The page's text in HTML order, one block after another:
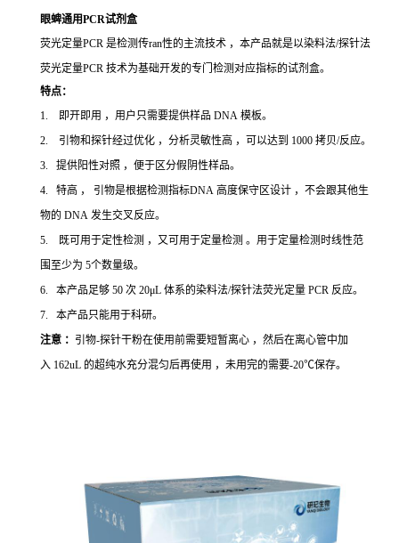
眼蜱通用PCR试剂盒
荧光定量PCR 是检测传ran性的主流技术 ，本产品就是以染料法/探针法
荧光定量PCR 技术为基础开发的专门检测对应指标的试剂盒。
特点：
1. 即开即用 ，用户只需要提供样品 DNA 模板。
2. 引物和探针经过优化 ，分析灵敏性高 ，可以达到 1000 拷贝/反应。
3. 提供阳性对照 ，便于区分假阴性样品。
4. 特高 ， 引物是根据检测指标DNA 高度保守区设计 ，不会跟其他生
物的 DNA 发生交叉反应。
5. 既可用于定性检测 ，又可用于定量检测 。用于定量检测时线性范
围至少为 5个数量级。
6. 本产品足够 50 次 20μL 体系的染料法/探针法荧光定量 PCR 反应。
7. 本产品只能用于科研。
注意 ： 引物-探针干粉在使用前需要短暂离心 ，然后在离心管中加
入 162uL 的超纯水充分混匀后再使用 ，未用完的需要-20℃保存。